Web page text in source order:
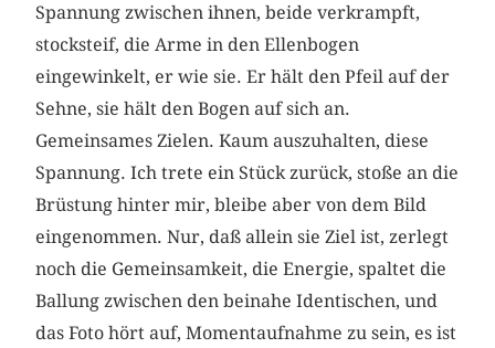
Spannung zwischen ihnen, beide verkrampft,
stocksteif, die Arme in den Ellenbogen
eingewinkelt, er wie sie. Er hält den Pfeil auf der
Sehne, sie hält den Bogen auf sich an.
Gemeinsames Zielen. Kaum auszuhalten, diese
Spannung. Ich trete ein Stück zurück, stoße an die
Brüstung hinter mir, bleibe aber von dem Bild
eingenommen. Nur, daß allein sie Ziel ist, zerlegt
noch die Gemeinsamkeit, die Energie, spaltet die
Ballung zwischen den beinahe Identischen, und
das Foto hört auf, Momentaufnahme zu sein, es ist